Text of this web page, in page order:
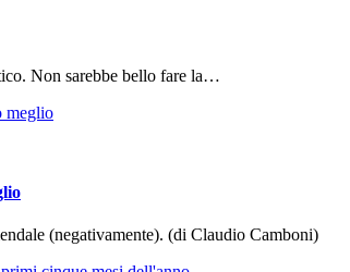
Non sarebbe bello fare la…
(negativamente). (di Claudio Camboni)